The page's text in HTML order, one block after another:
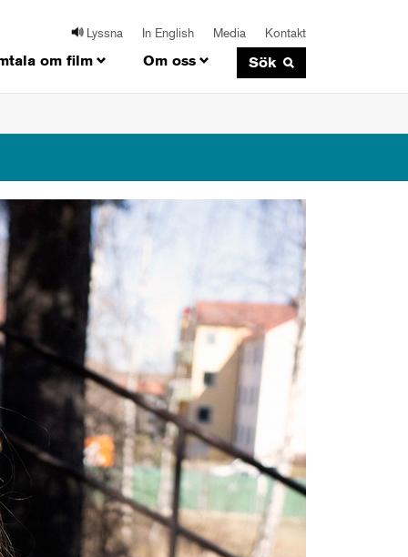
Lyssna In English Media Kontakt
om film Om oss Sök